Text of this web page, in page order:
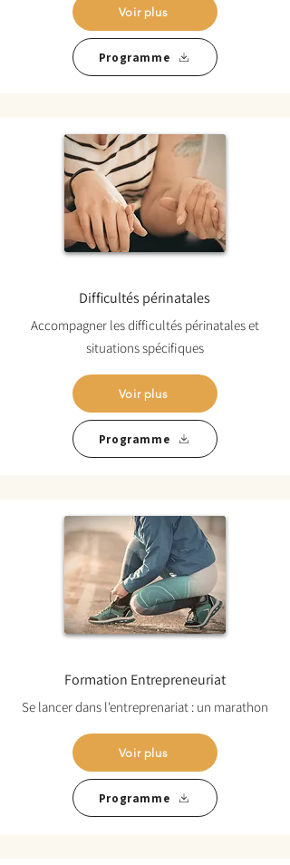
Voir plus
Programme
Difficultés périnatales
Accompagner les difficultés périnatales et
situations spécifiques
Voir plus
Programme
Formation Entrepreneuriat
Se lancer dans l'entreprenariat : un marathon
Voir plus
Programme